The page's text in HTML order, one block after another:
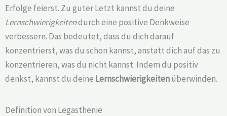
Erfolge feierst. Zu guter Letzt kannst du deine
Lernschwierigkeitendurch eine positive Denkweise
verbessern. Das bedeutet, dass du dich darauf
konzentrierst, was du schon kannst, anstatt dich auf das zu
konzentrieren, was du nicht kannst. Indem du positiv
denkst, kannst du deine Lernschwierigkeitenüberwinden.
Definition von Legasthenie